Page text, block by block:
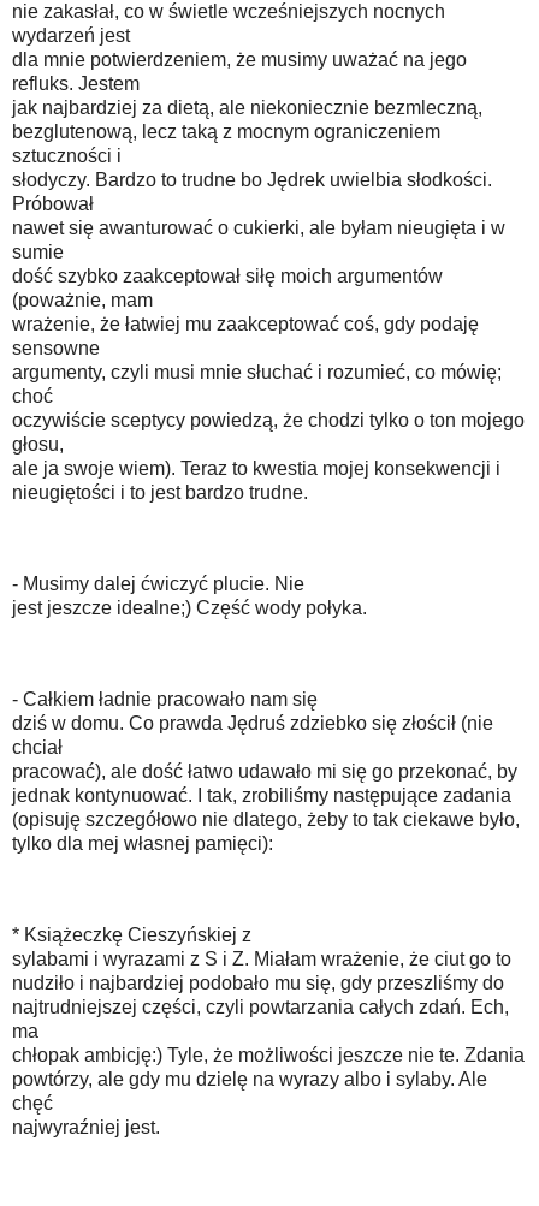
nie zakasłał, co w świetle wcześniejszych nocnych
wydarzeń jest
dla mnie potwierdzeniem, że musimy uważać na jego
refluks. Jestem
jak najbardziej za dietą, ale niekoniecznie bezmleczną,
bezglutenową, lecz taką z mocnym ograniczeniem
sztuczności i
słodyczy. Bardzo to trudne bo Jędrek uwielbia słodkości.
Próbował
nawet się awanturować o cukierki, ale byłam nieugięta i w
sumie
dość szybko zaakceptował siłę moich argumentów
(poważnie, mam
wrażenie, że łatwiej mu zaakceptować coś, gdy podaję
sensowne
argumenty, czyli musi mnie słuchać i rozumieć, co mówię;
choć
oczywiście sceptycy powiedzą, że chodzi tylko o ton mojego
głosu,
ale ja swoje wiem). Teraz to kwestia mojej konsekwencji i
nieugiętości i to jest bardzo trudne.
- Musimy dalej ćwiczyć plucie. Nie
jest jeszcze idealne;) Część wody połyka.
- Całkiem ładnie pracowało nam się
dziś w domu. Co prawda Jędruś zdziebko się złościł (nie
chciał
pracować), ale dość łatwo udawało mi się go przekonać, by
jednak kontynuować. I tak, zrobiliśmy następujące zadania
(opisuję szczegółowo nie dlatego, żeby to tak ciekawe było,
tylko dla mej własnej pamięci):
* Książeczkę Cieszyńskiej z
sylabami i wyrazami z S i Z. Miałam wrażenie, że ciut go to
nudziło i najbardziej podobało mu się, gdy przeszliśmy do
najtrudniejszej części, czyli powtarzania całych zdań. Ech,
ma
chłopak ambicję:) Tyle, że możliwości jeszcze nie te. Zdania
powtórzy, ale gdy mu dzielę na wyrazy albo i sylaby. Ale
chęć
najwyraźniej jest.